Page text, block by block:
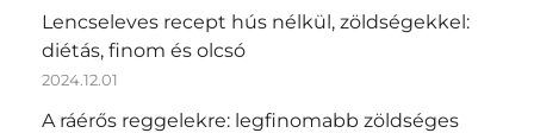
Lencseleves recept hús nélkül, zöldségekkel:
diétás, finom és olcsó
2024.12.01
A ráérős reggelekre: legfinomabb zöldséges